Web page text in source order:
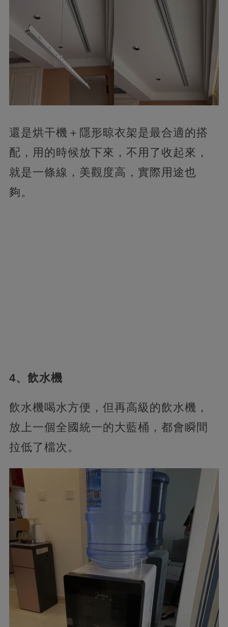
還是烘干機＋隱形晾衣架是最合適的搭
配，用的時候放下來，不用了收起來，
就是一條線，美觀度高，實際用途也
夠。
4、飲水機
飲水機喝水方便，但再高級的飲水機，
放上一個全國統一的大藍桶，都會瞬間
拉低了檔次。